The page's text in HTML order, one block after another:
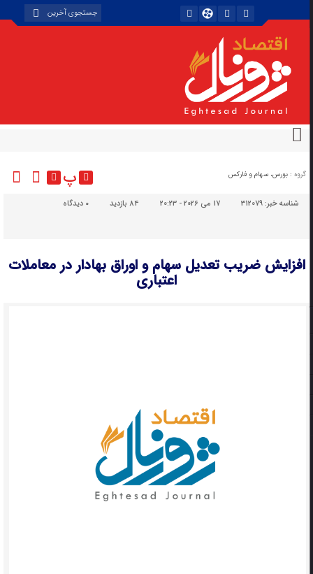
گروه : بورس، سهام و فارکس پ
شناسه خبر:312079 17 می 2026 - 20:23 84 بازدید دیدگاه
افزایش ضریب تعدیل سهام و اوراق بهادار در معاملات
اعتباری